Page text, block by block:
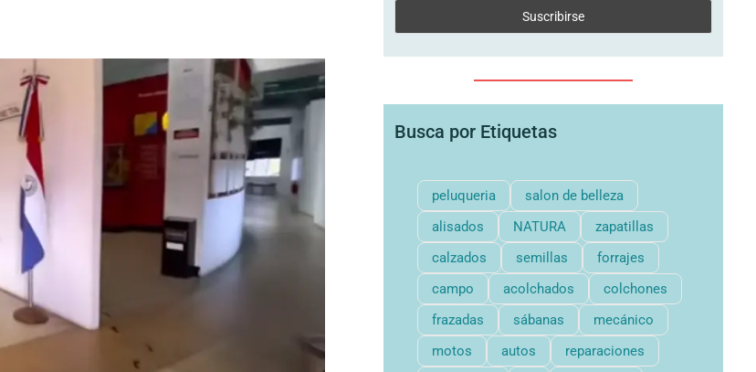
Busca por Etiquetas
peluqueria
salon de belleza
alisados
NATURA
zapatillas
calzados
semillas
forrajes
campo
acolchados
colchones
frazadas
sábanas
mecánico
motos
autos
reparaciones